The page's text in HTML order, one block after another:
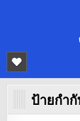
ป้ายกำ